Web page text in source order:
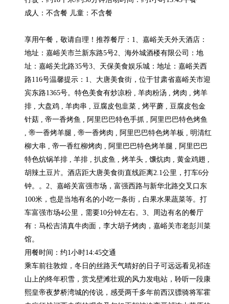
成人：不含餐 儿童：不含餐
享用午餐，敬请自理！推荐餐厅：1、嘉峪关天外天酒店：
地址：嘉峪关市兰新东路5号2、海外城酒楼有限公司：地
址：嘉峪关北路35号3、天保美食娱乐城：地址：嘉峪关西
路116号温馨提示：1、大唐美食街，位于甘肃省嘉峪关市迎
宾东路1365号。特色美食有炒凉粉 , 羊肉粉汤 , 烤肉 , 烤羊
排 , 大盘鸡 , 羊肉串 , 豆腐皮包韭菜 , 烤平蘑 , 豆腐皮包金
针菇 , 帝一香烤鱼 , 阿里巴巴特色手抓 , 阿里巴巴特色烤鱼
, 帝一香烤羊腿 , 帝一香烤肉 , 阿里巴巴特色烤羊板 , 明清红
柳大串 , 帝一香红柳烤肉 , 阿里巴巴特色烤羊腿 , 阿里巴巴
特色炕锅羊排 , 羊排 , 扒皮鱼 , 烤羊头 , 馕炕肉 , 黄金鸡翅 ,
胡辣土豆片。酒店距大唐美食街直线距离2.1公里，打车6分
钟。。2、嘉峪关富强市场，富强西路与新华北路交叉口东
100米，也是当地有名的小吃一条街，白果水果蔬菜等。打
车富强市场4公里，需要10分钟左右。3、周边有名的餐厅
有：马松吉清真牛肉面，李大胡子烤肉，嘉峪关市老彭川菜
馆。
用餐时间：约1小时14:45交通
乘车前往敦煌，冬日的丝路天气晴好的日子可远远看见祁连
山上的终年积雪，赏戈壁滩壮观的风力发电站，聆听一段康
熙皇帝夜梦桥湾城的传说，感受两千多年前西汉骠骑将军霍